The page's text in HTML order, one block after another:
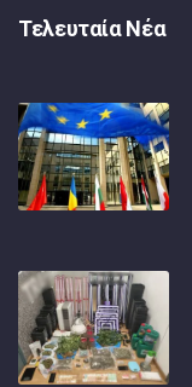
Τελευταία Νέα